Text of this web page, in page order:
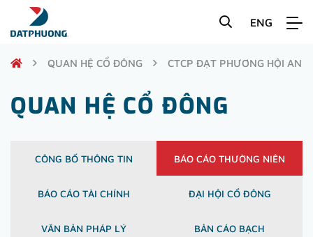
ENG
QUAN HỆ CỔ ĐÔNG CTCP ĐẠT PHƯƠNG HỘI AN
QUAN HỆ CỔ ĐÔNG
CÔNG BỐ THÔNG TIN BÁO CÁO THƯỜNG NIÊN
BÁO CÁO TÀI CHÍNH ĐẠI HỘI CỔ ĐÔNG
VĂN BẢN PHÁP LÝ BẢN CÁO BẠCH